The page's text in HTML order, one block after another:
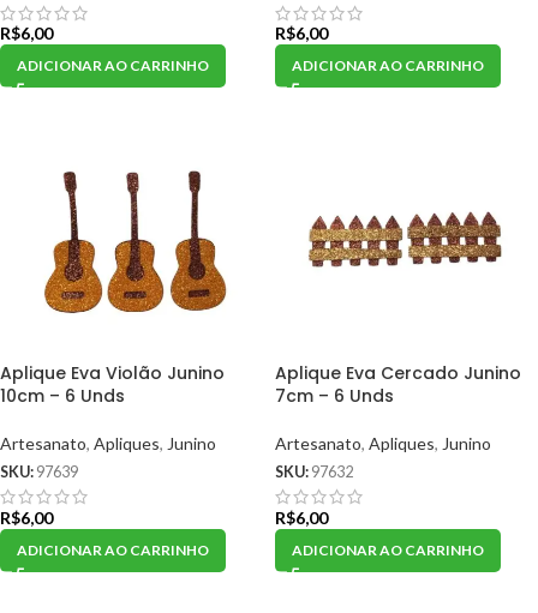
R$6,00
ADICIONAR AO CARRINHO
R$6,00
ADICIONAR AO CARRINHO
Aplique Eva Violão Junino
10cm – 6 Unds
Artesanato, Apliques, Junino
SKU: 97639
R$6,00
ADICIONAR AO CARRINHO
Aplique Eva Cercado Junino
7cm – 6 Unds
Artesanato, Apliques, Junino
SKU: 97632
R$6,00
ADICIONAR AO CARRINHO